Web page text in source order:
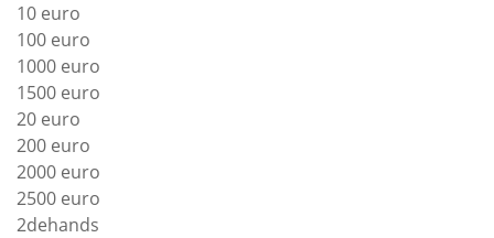
10 euro
100 euro
1000 euro
1500 euro
20 euro
200 euro
2000 euro
2500 euro
2dehands